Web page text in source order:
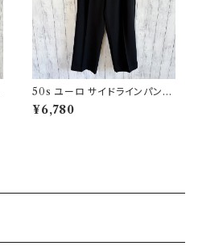
50s ユーロ サイドラインパンツ
ウールパンツ ワイドスラックドレ
スパンツ
¥6,780